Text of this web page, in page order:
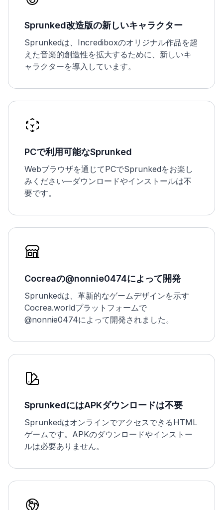
Sprunked改造版の新しいキャラクター
Sprunkedは、Incrediboxのオリジナル作品を超
えた音楽的創造性を拡大するために、新しいキ
ャラクターを導入しています。
PCで利用可能なSprunked
Webブラウザを通じてPCでSprunkedをお楽し
みください—ダウンロードやインストールは不
要です。
Cocreaの@nonnie0474によって開発
Sprunkedは、革新的なゲームデザインを示す
Cocrea.worldプラットフォームで
@nonnie0474によって開発されました。
SprunkedにはAPKダウンロードは不要
SprunkedはオンラインでアクセスできるHTML
ゲームです。APKのダウンロードやインストー
ルは必要ありません。